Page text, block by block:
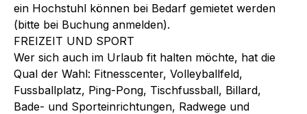
ein Hochstuhl können bei Bedarf gemietet werden
(bitte bei Buchung anmelden).
FREIZEIT UND SPORT
Wer sich auch im Urlaub fit halten möchte, hat die
Qual der Wahl: Fitnesscenter, Volleyballfeld,
Fussballplatz, Ping-Pong, Tischfussball, Billard,
Bade- und Sporteinrichtungen, Radwege und